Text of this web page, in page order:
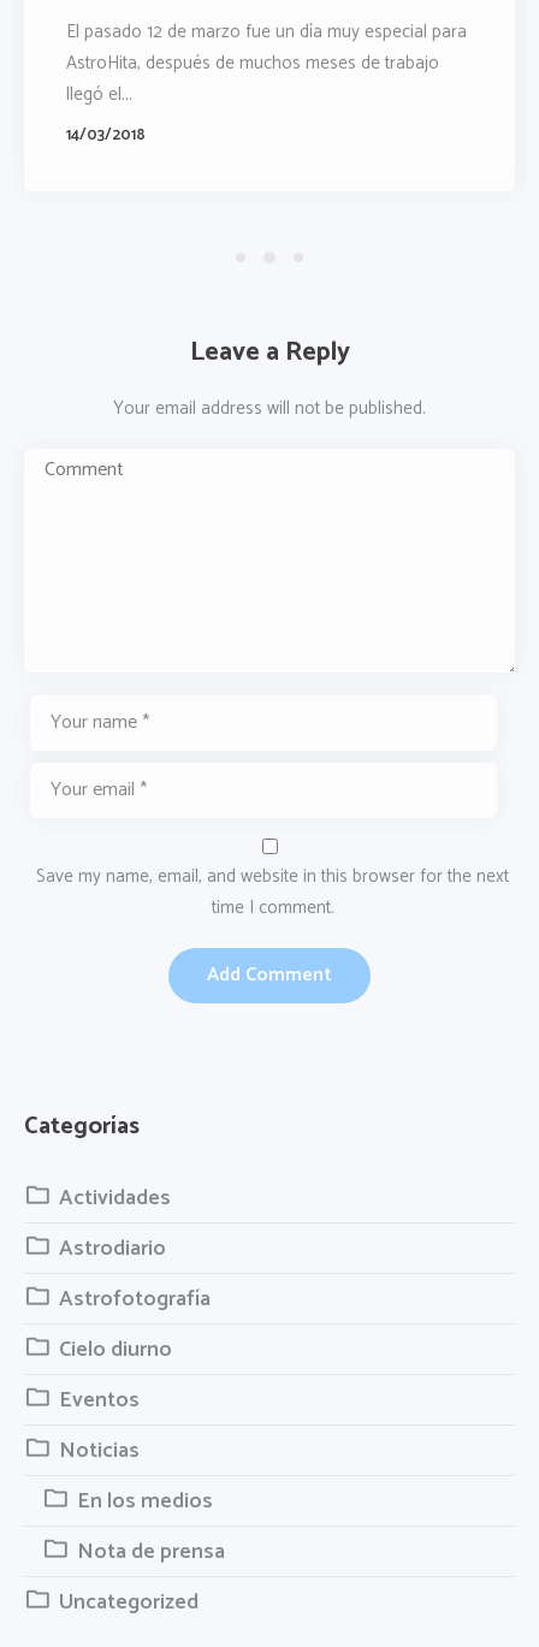
El pasado 12 de marzo fue un día muy especial para
AstroHita, después de muchos meses de trabajo
llegó el...
14/03/2018
Leave a Reply
Your email address will not be published.
Save my name, email, and website in this browser for the next
time I comment.
Categorías
Actividades
Astrodiario
Astrofotografía
Cielo diurno
Eventos
Noticias
En los medios
Nota de prensa
Uncategorized